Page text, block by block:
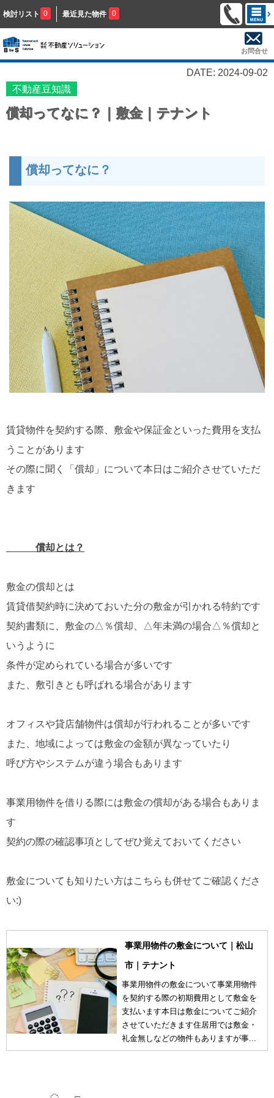
検討リスト 0 最近見た物件 0
お問合せ
DATE: 2024-09-02
不動産豆知識
償却ってなに？｜敷金｜テナント
償却ってなに？
賃貸物件を契約する際、敷金や保証金といった費用を支払
うことがあります
その際に聞く「償却」について本日はご紹介させていただ
きます
償却とは？
敷金の償却とは
賃貸借契約時に決めておいた分の敷金が引かれる特約です
契約書類に、敷金の△％償却、△年未満の場合△％償却と
いうように
条件が定められている場合が多いです
また、敷引きとも呼ばれる場合があります
オフィスや貸店舗物件は償却が行われることが多いです
また、地域によっては敷金の金額が異なっていたり
呼び方やシステムが違う場合もあります
事業用物件を借りる際には敷金の償却がある場合もありま
す
契約の際の確認事項としてぜひ覚えておいてください
敷金についても知りたい方はこちらも併せてご確認くださ
い:)
事業用物件の敷金について｜松山
市｜テナント
事業用物件の敷金について事業用物件
を契約する際の初期費用として敷金を
支払います本日は敷金についてご紹介
させていただきます住居用では敷金・
礼金無しなどの物件もありますが事...